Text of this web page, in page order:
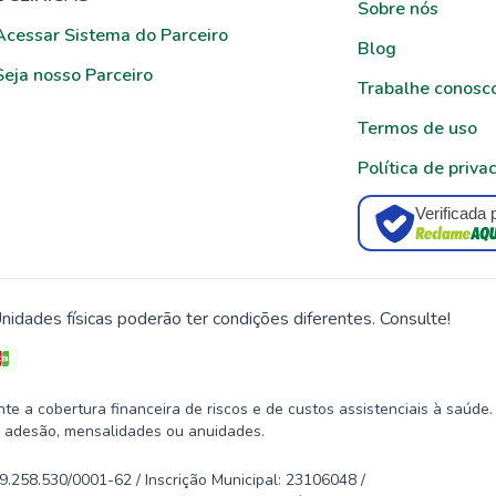
Sistema do Parceiro
nosso Parceiro
Sobre nós
Blog
Trabalhe
Termos de uso
Política de
Verificada
físicas poderão ter condições diferentes. Consulte!
a cobertura financeira de riscos e de custos assistenciais à saúde.
mensalidades ou anuidades.
0001-62 / Inscrição Municipal: 23106048 /